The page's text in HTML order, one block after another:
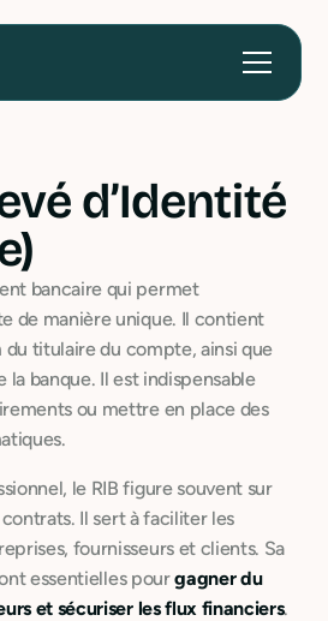
d’Identité
bancaire qui permet
de manière unique. Il contient
du titulaire du compte, ainsi que
la banque. Il est indispensable
ou mettre en place des
le RIB figure souvent sur
Il sert à faciliter les
fournisseurs et clients. Sa
essentielles pourgagner du
et sécuriser les flux financiers.